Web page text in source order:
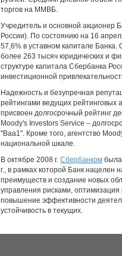
торгов на ММВБ.
Учредитель и основной акционер
России). По состоянию на 16
57,6% в уставном капитале
более 263 тысяч юридических и
структуре капитала Сбербанка
инвестиционной
Надежность и безупречная
рейтингами ведущих рейтинговых
присвоен долгосрочный рейтинг
Moody's Investors Service –
"Baa1". Кроме того, агентство
национальной шкале.
В октябре 2008 г.Сбербанком была
г., в рамках которой Банк нацелен
преимуществ и создание новых
управления рисками,
повышение эффективности
устойчивость в текущих.